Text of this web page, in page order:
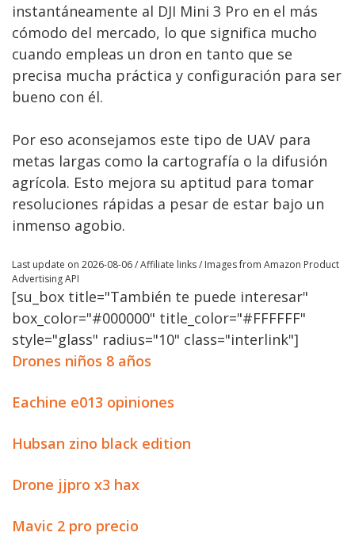
instantáneamente al DJI Mini 3 Pro en el más
cómodo del mercado, lo que significa mucho
cuando empleas un dron en tanto que se
precisa mucha práctica y configuración para ser
bueno con él.
Por eso aconsejamos este tipo de UAV para
metas largas como la cartografía o la difusión
agrícola. Esto mejora su aptitud para tomar
resoluciones rápidas a pesar de estar bajo un
inmenso agobio.
Last update on 2026-08-06 / Affiliate links / Images from Amazon Product
Advertising API
[su_box title="También te puede interesar"
box_color="#000000" title_color="#FFFFFF"
style="glass" radius="10" class="interlink"]
Drones niños 8 años
Eachine e013 opiniones
Hubsan zino black edition
Drone jjpro x3 hax
Mavic 2 pro precio